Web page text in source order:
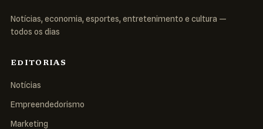
Notícias, economia, esportes, entretenimento e cultura —
todos os dias
EDITORIAS
Notícias
Empreendedorismo
Marketing